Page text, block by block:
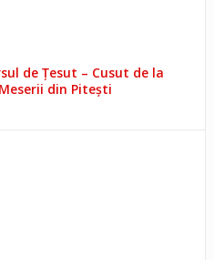
de Țesut – Cusut de la
din Pitești